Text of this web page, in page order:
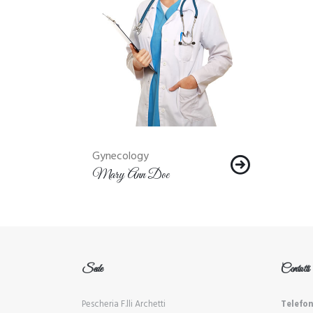
Gynecology
Mary Ann Doe
Sede
Pescheria F.lli Archetti
Contatti